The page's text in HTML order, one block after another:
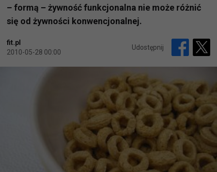
– formą – żywność funkcjonalna nie może różnić
się od żywności konwencjonalnej.
fit.pl
2010-05-28 00:00
Udostępnij